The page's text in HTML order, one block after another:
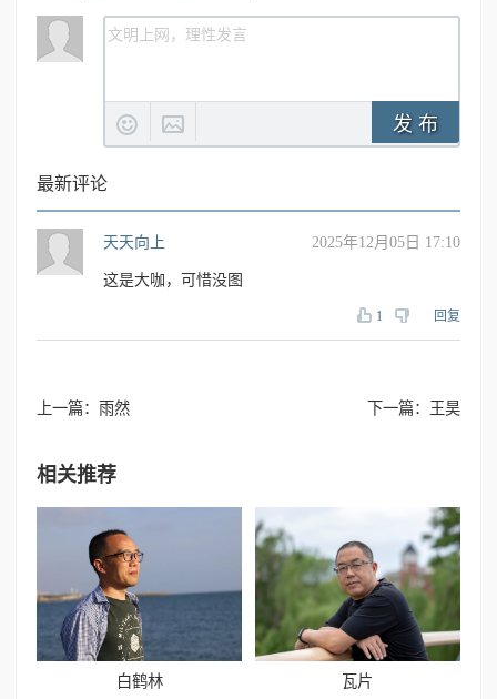
发 布
最新评论
天天向上 2025年12月05日 17:10
这是大咖，可惜没图
1 回复
上一篇： 雨然 下一篇： 王昊
相关推荐
白鹤林 瓦片